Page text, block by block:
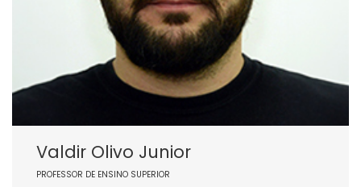
Valdir Olivo Junior
PROFESSOR DE ENSINO SUPERIOR